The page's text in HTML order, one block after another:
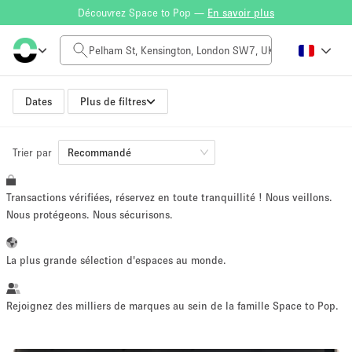
Découvrez Space to Pop — En savoir plus
Dates Plus de filtres
Tarif à la journée
£0
Taille de l'espace
~ 13 personnes
Vente au
Trier par Recommandé
Transactions vérifiées, réservez en toute tranquillité ! Nous veillons.
Nous protégeons. Nous sécurisons.
La plus grande sélection d'espaces au monde.
Rejoignez des milliers de marques au sein de la famille Space to Pop.